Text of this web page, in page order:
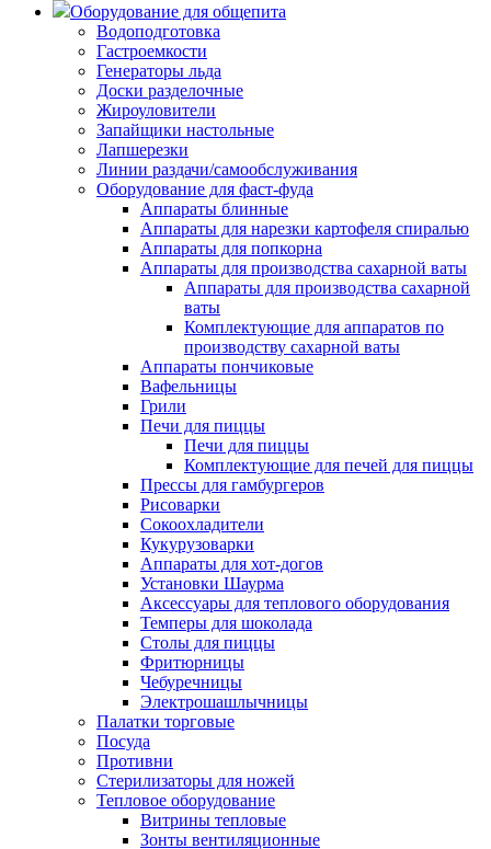
Оборудование для общепита
Водоподготовка
Гастроемкости
Генераторы льда
Доски разделочные
Жироуловители
Запайщики настольные
Лапшерезки
Линии раздачи/самообслуживания
Оборудование для фаст-фуда
Аппараты блинные
Аппараты для нарезки картофеля спиралью
Аппараты для попкорна
Аппараты для производства сахарной ваты
Аппараты для производства сахарной
ваты
Комплектующие для аппаратов по
производству сахарной ваты
Аппараты пончиковые
Вафельницы
Грили
Печи для пиццы
Печи для пиццы
Комплектующие для печей для пиццы
Прессы для гамбургеров
Рисоварки
Сокоохладители
Кукурузоварки
Аппараты для хот-догов
Установки Шаурма
Аксессуары для теплового оборудования
Темперы для шоколада
Столы для пиццы
Фритюрницы
Чебуречницы
Электрошашлычницы
Палатки торговые
Посуда
Противни
Стерилизаторы для ножей
Тепловое оборудование
Витрины тепловые
Зонты вентиляционные